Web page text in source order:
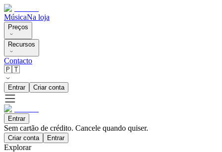
MúsicaNa loja
Preços
Recursos
Contacto
🇵🇹
Entrar Criar conta
Entrar
Sem cartão de crédito. Cancele quando quiser.
Criar conta Entrar
Explorar